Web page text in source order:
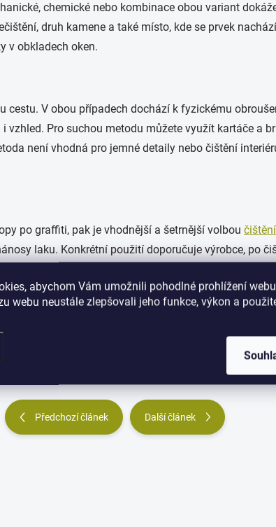
abychom Vám umožnili pohodlné prohlížení
webu neustále zlepšovali jeho funkce, výkon a
chemické nebo kombinace obou variant
druh kamene a také místo, kde se prvek
v obkladech oken.
cestu. V obou případech dochází k fyzickému
vzhled. Pro suchou metodu můžete využít kartáče a
není vhodná pro jemné detaily nebo čištění
po graffiti, pak je vhodnější a šetrnější volbou
laku. Konkrétní použití doporučuje výrobce, po
povrch dalšími prostředky, které brání
znovu dostanou malé i větší nečistoty a
práci s opětovnou renovací.
Předchozí článek Další článek